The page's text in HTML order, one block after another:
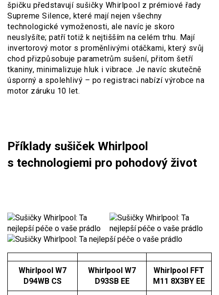
špičku představují sušičky Whirlpool z prémiové řady
Supreme Silence, které mají nejen všechny
technologické vymoženosti, ale navíc je skoro
neuslyšíte; patří totiž k nejtišším na celém trhu. Mají
invertorový motor s proměnlivými otáčkami, který svůj
chod přizpůsobuje parametrům sušení, přitom šetří
tkaniny, minimalizuje hluk i vibrace. Je navíc skutečně
úsporný a spolehlivý – po registraci nabízí výrobce na
motor záruku 10 let.
Příklady sušiček Whirlpool
s technologiemi pro pohodový život
Whirlpool W7
D94WB CS
Whirlpool W7
D93SB EE
Whirlpool FFT
M11 8X3BY EE